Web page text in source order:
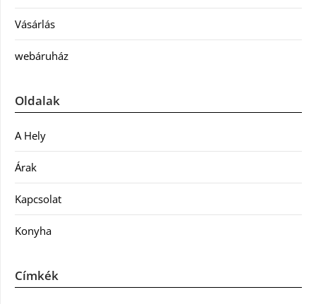
Vásárlás
webáruház
Oldalak
A Hely
Árak
Kapcsolat
Konyha
Címkék